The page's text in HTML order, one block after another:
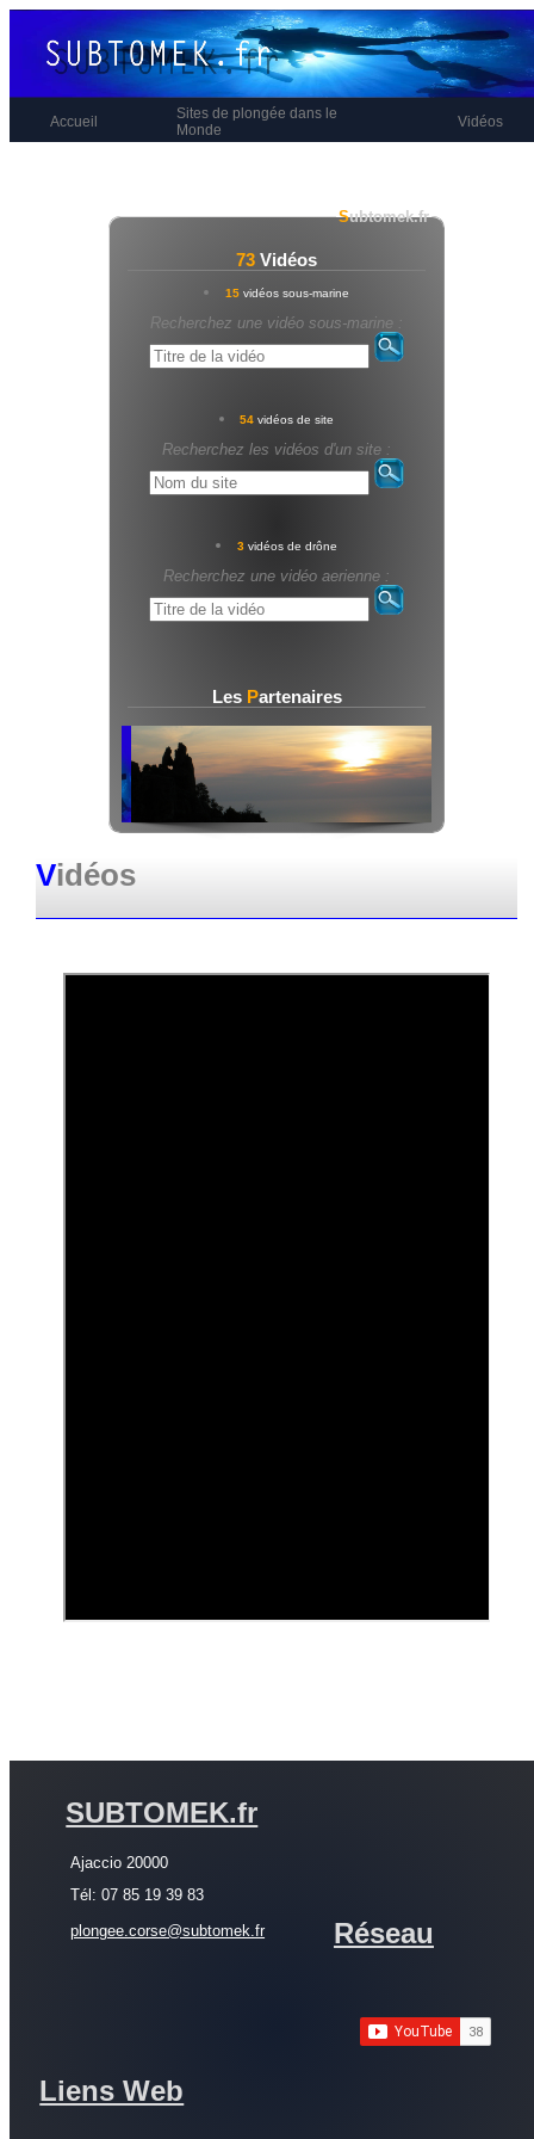
Accueil
Sites de plongée dans le
Monde
Vidéos
Subtomek.fr
73 Vidéos
15vidéos sous-marine
Recherchez une vidéo sous-marine :
54 vidéos de site
Recherchez les vidéos d'un site :
3 vidéos de drône
Recherchez une vidéo aerienne :
Les Partenaires
Vidéos
SUBTOMEK.fr
Ajaccio 20000
Tél: 07 85 19 39 83
plongee.corse@subtomek.fr
Réseau
Liens Web